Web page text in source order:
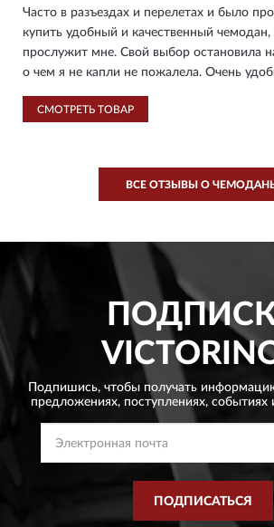
Часто в разъездах и перелетах и было
купить удобный и качественный
прослужит мне. Свой выбор остановила
о чем я не капли не пожалела. Очень
СМОТРЕТЬ ТОВАР
ВСЕ ОТЗЫВЫ О
Подпишись, чтобы получать
предложениях, поступлениях,
ПОДПИСАТЬСЯ